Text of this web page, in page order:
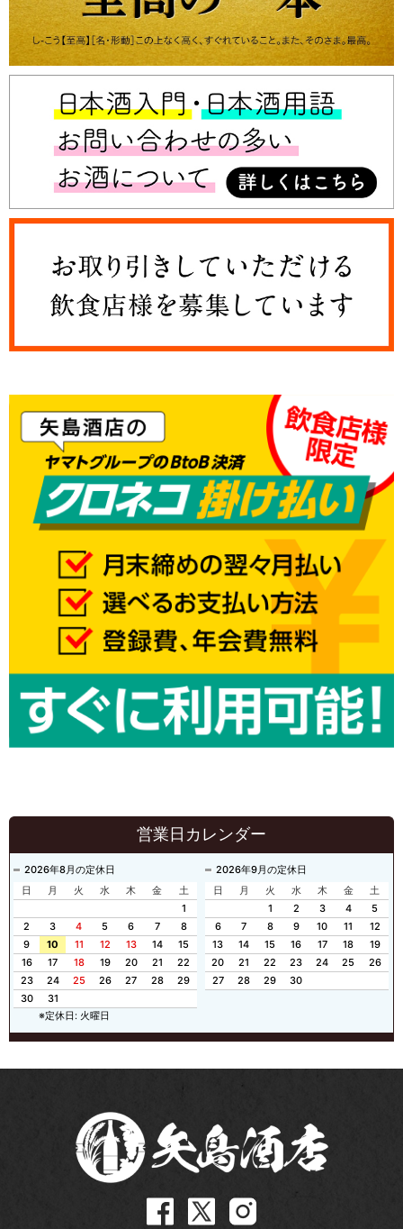
営業日カレンダー
2026年8月の定休日
日
月 火 水 木 金
土
1
2
3 4 5 6 7
8
9
10 11 12 13 14
15
16
17 18 19 20 21
22
23
24 25 26 27 28
29
30
31
2026年9月の定休日
日
月 火 水 木 金
土
1
2 3 4
5
6
7 8 9 10 11
12
13
14 15 16 17 18
19
20
21 22 23 24 25
26
27
28 29 30
※定休日: 火曜日